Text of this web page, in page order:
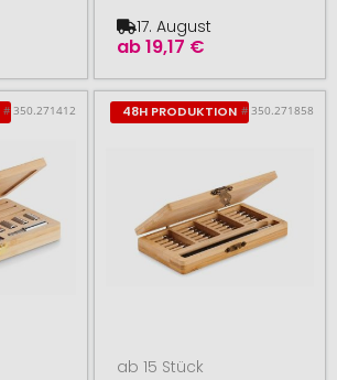
ab19,17 €
17. August
# 350.271412 48H PRODUKTION # 350.271858
ab 15 Stück